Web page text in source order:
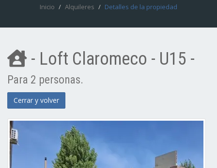
Inicio Alquileres Detalles de la propiedad
- Loft Claromeco - U15 -
Para 2 personas.
Cerrar y volver